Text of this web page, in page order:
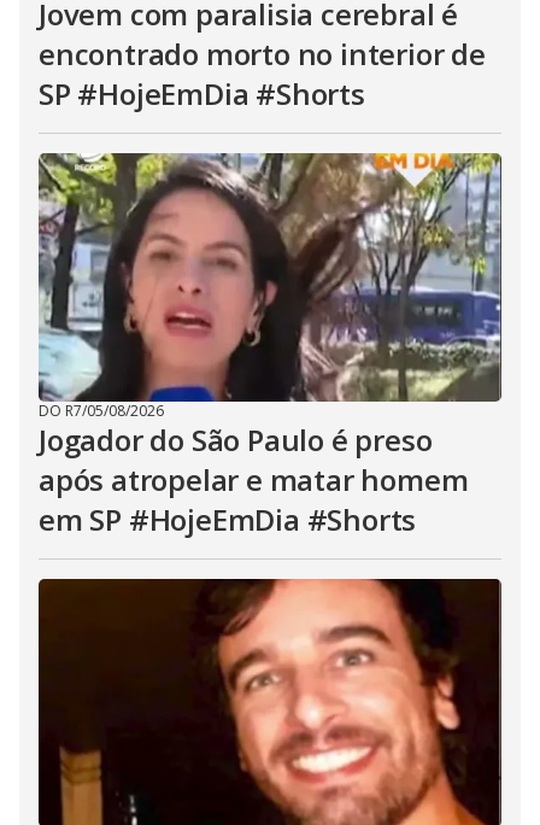
Jovem com paralisia cerebral é
encontrado morto no interior de
SP #HojeEmDia #Shorts
DO R7/05/08/2026
Jogador do São Paulo é preso
após atropelar e matar homem
em SP #HojeEmDia #Shorts